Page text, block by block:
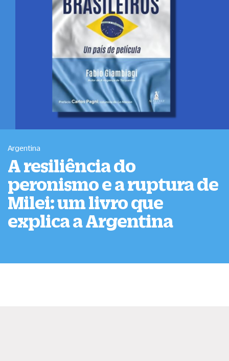
Argentina
A resiliência do
peronismo e a ruptura de
Milei: um livro que
explica a Argentina